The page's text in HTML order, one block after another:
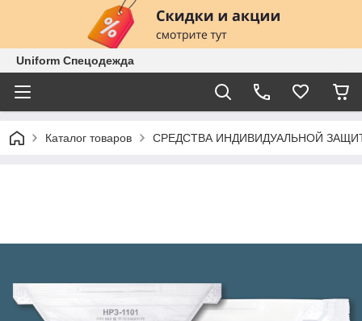
Uniform Спецодежда
Каталог товаров СРЕДСТВА ИНДИВИДУАЛЬНОЙ